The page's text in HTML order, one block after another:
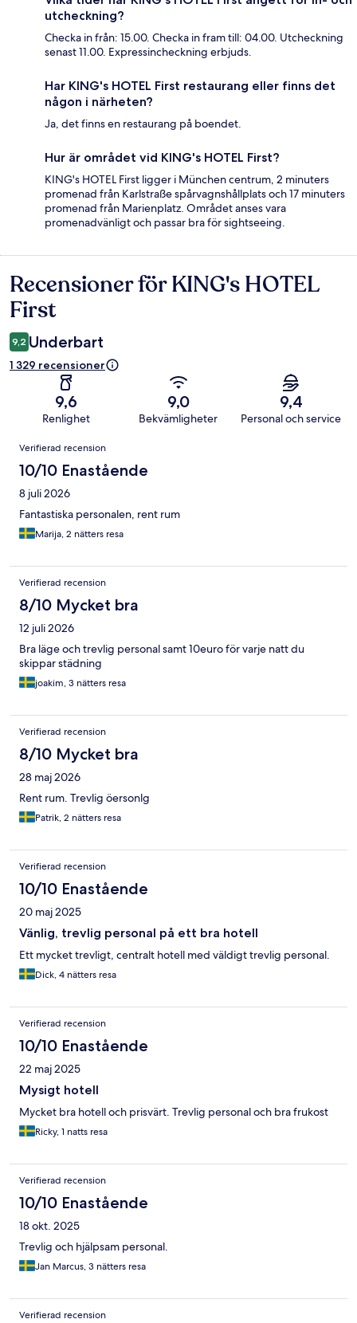
utcheckning?
Checka in från: 15.00. Checka in fram till: 04.00. Utcheckning
senast 11.00. Expressincheckning erbjuds.
Har KING's HOTEL First restaurang eller finns det
någon i närheten?
Ja, det finns en restaurang på boendet.
Hur är området vid KING's HOTEL First?
KING's HOTEL First ligger i München centrum, 2 minuters
promenad från Karlstraße spårvagnshållplats och 17 minuters
promenad från Marienplatz. Området anses vara
promenadvänligt och passar bra för sightseeing.
Recensioner
Recensioner för KING's HOTEL
First
9,2 Underbart
1 329 recensioner
9,6
Renlighet
9,0
Bekvämligheter
9,4
Personal och service
Recensioner
Verifierad recension
10/10 Enastående
8 juli 2026
Fantastiska personalen, rent rum
Marija, 2 nätters resa
Verifierad recension
8/10 Mycket bra
12 juli 2026
Bra läge och trevlig personal samt 10euro för varje natt du
skippar städning
joakim, 3 nätters resa
Verifierad recension
8/10 Mycket bra
28 maj 2026
Rent rum. Trevlig öersonlg
Patrik, 2 nätters resa
Verifierad recension
10/10 Enastående
20 maj 2025
Vänlig, trevlig personal på ett bra hotell
Ett mycket trevligt, centralt hotell med väldigt trevlig personal.
Dick, 4 nätters resa
Verifierad recension
10/10 Enastående
22 maj 2025
Mysigt hotell
Mycket bra hotell och prisvärt. Trevlig personal och bra frukost
Ricky, 1 natts resa
Verifierad recension
10/10 Enastående
18 okt. 2025
Trevlig och hjälpsam personal.
Jan Marcus, 3 nätters resa
Verifierad recension